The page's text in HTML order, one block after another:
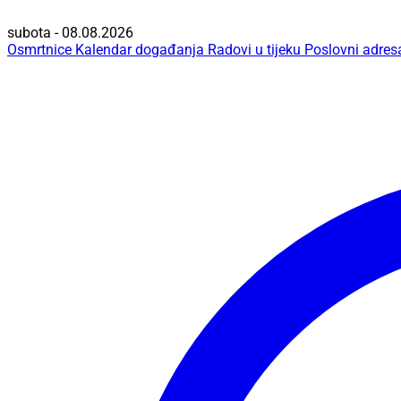
subota - 08.08.2026
Osmrtnice Kalendar događanja Radovi u tijeku Poslovni